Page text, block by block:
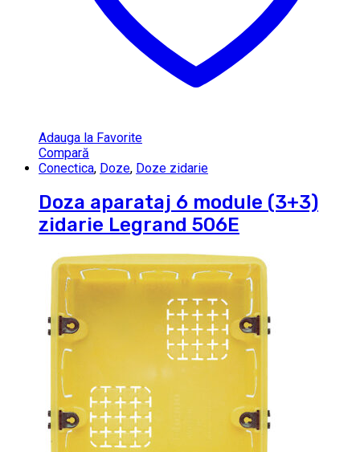
Adauga la Favorite
Compară
Conectica, Doze, Doze zidarie
Doza aparataj 6 module (3+3)
zidarie Legrand 506E